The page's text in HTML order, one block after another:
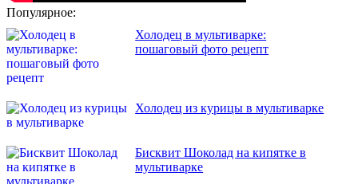
Популярное:
Холодец в мультиварке:
пошаговый фото рецепт
Холодец из курицы в мультиварке
Бисквит Шоколад на кипятке в
мультиварке